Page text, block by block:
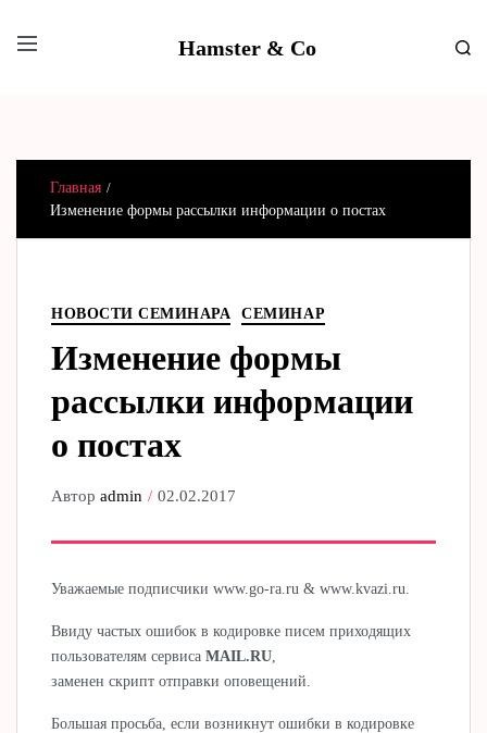
Hamster & Co
Главная
Изменение формы рассылки информации о постах
НОВОСТИ СЕМИНАРА СЕМИНАР
Изменение формы
рассылки информации
о постах
Авторadmin 02.02.2017
Уважаемые подписчики www.go-ra.ru & www.kvazi.ru.
Ввиду частых ошибок в кодировке писем приходящих
пользователям сервисаMAIL.RU
заменен скрипт отправки оповещений.
Большая просьба, если возникнут ошибки в кодировке